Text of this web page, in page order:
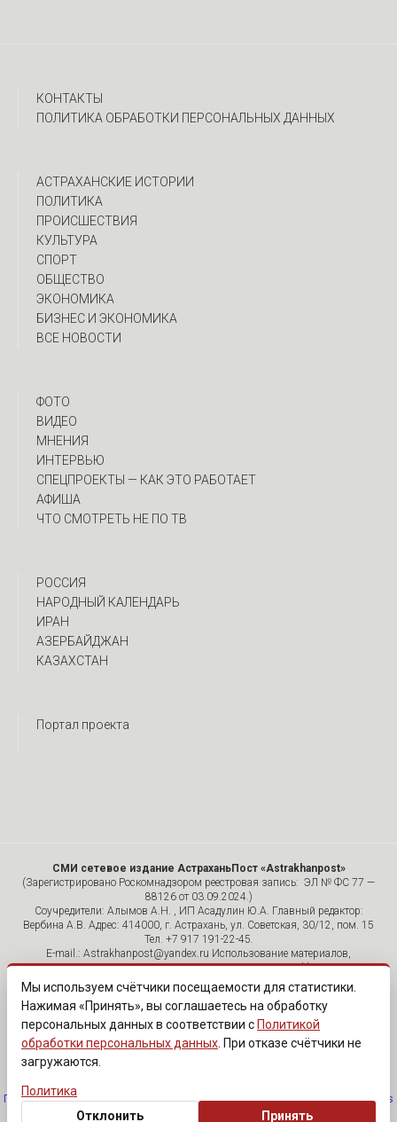
КОНТАКТЫ
ПОЛИТИКА ОБРАБОТКИ ПЕРСОНАЛЬНЫХ ДАННЫХ
АСТРАХАНСКИЕ ИСТОРИИ
ПОЛИТИКА
ПРОИСШЕСТВИЯ
КУЛЬТУРА
СПОРТ
ОБЩЕСТВО
ЭКОНОМИКА
БИЗНЕС И ЭКОНОМИКА
ВСЕ НОВОСТИ
ФОТО
ВИДЕО
МНЕНИЯ
ИНТЕРВЬЮ
CПЕЦПРОЕКТЫ — КАК ЭТО РАБОТАЕТ
АФИША
ЧТО СМОТРЕТЬ НЕ ПО ТВ
РОССИЯ
НАРОДНЫЙ КАЛЕНДАРЬ
ИРАН
АЗЕРБАЙДЖАН
КАЗАХСТАН
Портал проекта
СМИ сетевое издание АстраханьПост «Astrakhanpost»
(Зарегистрировано Роскомнадзором реестровая запись: ЭЛ № ФС 77 —
88126 от 03.09.2024.)
Соучредители: Алымов А.Н. , ИП Асадулин Ю.А. Главный редактор:
Вербина А.В. Адрес: 414000, г. Астрахань, ул. Советская, 30/12, пом. 15
Тел. +7 917 191-22-45.
E-mail.: Astrakhanpost@yandex.ru Использование материалов,
размещенных на страницах сетевого издания «Astrakhanpost»,
допускается исключительно с указанием источника и публикацией
активной гиперссылки на портал Astrakhanpost.ru. Комментарии
читателей сайта размещаются без предварительного редактирования.
Редакция оставляет за собой право удалить их с сайта или
отредактировать, если указанные сообщения нарушают законы РФ.
«САЙТ ПРЕДНАЗНАЧЕН ДЛЯ АУДИТОРИИ 18+»
Политика обработки персональных данных·Изменить согласие на cookies
Мы используем счётчики посещаемости для статистики.
Нажимая «Принять», вы соглашаетесь на обработку
персональных данных в соответствии с Политикой
обработки персональных данных . При отказе счётчики не
загружаются.
Политика
Отклонить
Принять